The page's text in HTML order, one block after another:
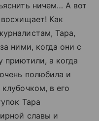
ничем… А вот
Как
Тара,
ними, когда они с
приютили, а когда
полюбила и
в его
Тара
славы и